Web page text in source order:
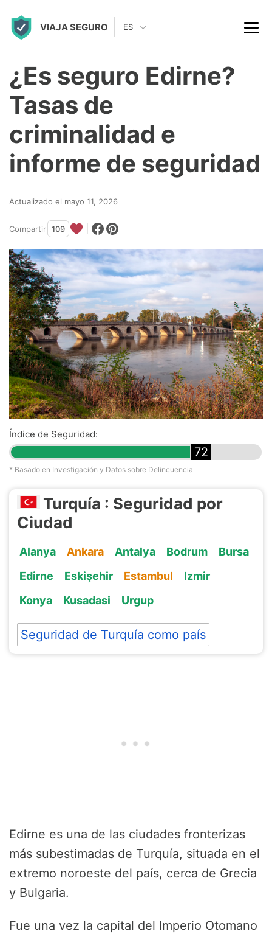
VIAJA SEGURO ES
¿Es seguro Edirne?
Tasas de
criminalidad e
informe de seguridad
Actualizado el mayo 11, 2026
Compartir 109
Índice de Seguridad:
72
* Basado en Investigación y Datos sobre Delincuencia
Turquía : Seguridad por
Ciudad
Alanya Ankara Antalya Bodrum
Bursa
Edirne
Eskişehir Estambul
Izmir
Konya
Kusadasi Urgup
Seguridad de Turquía como país
Edirne es una de las ciudades fronterizas
más subestimadas de Turquía, situada en el
extremo noroeste del país, cerca de Grecia
y Bulgaria.
Fue una vez la capital del Imperio Otomano